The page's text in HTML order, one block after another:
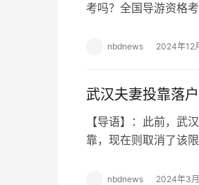
考吗？全国导游资格
nbdnews 2024年12
武汉夫妻投靠落
【导语】：此前，武
靠，现在则取消了该
nbdnews 2024年3